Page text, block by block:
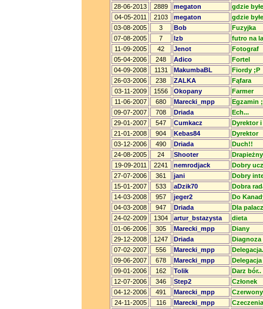
28-06-2013
2889 megaton
gdzie
04-05-2011
2103 megaton
gdzie
03-08-2005
3 Bob
Fuzyjka
07-08-2005
7 lzb
futro na
11-09-2005
42 Jenot
Fotograf
05-04-2006
248 Adico
Fortel
04-09-2008
1131 MakumbaBL
Fiordy ;P
26-03-2006
238 ZALKA
Fąfara
03-11-2009
1556 Okopany
Farmer
11-06-2007
680 Marecki_mpp
Egzamin
09-07-2007
708 Driada
Ech...
29-01-2007
547 Cumkacz
Dyrektor
21-01-2008
904 Kebas84
Dyrektor
03-12-2006
490 Driada
Duch!!
24-08-2005
24 Shooter
19-09-2011
2241 nemrodjack
Dobry
27-07-2006
361 jani
Dobry
15-01-2007
533 aDzik70
Dobra
14-03-2008
957 jeger2
Do
04-03-2008
947 Driada
Dla
24-02-2009
1304 artur_bstazysta
dieta
01-06-2006
305 Marecki_mpp
Diany
29-12-2008
1247 Driada
Diagnoza
07-02-2007
556 Marecki_mpp
Delegacja.
09-06-2007
678 Marecki_mpp
Delegacja
09-01-2006
162 Tolik
Darz bór..
12-07-2006
346 Step2
Członek
04-12-2006
491 Marecki_mpp
24-11-2005
116 Marecki_mpp
Czeczenia